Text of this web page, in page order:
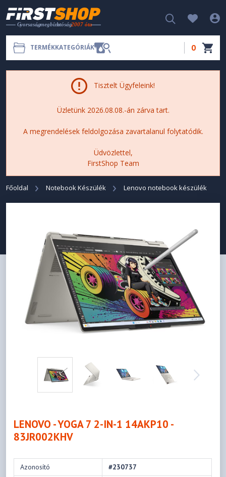
TERMÉKKATEGÓRIÁK 0
Tisztelt Ügyfeleink!
Üzletünk 2026.08.08.-án zárva tart.
A megrendelések feldolgozása zavartalanul folytatódik.
Üdvözlettel,
FirstShop Team
Főoldal Notebook Készülék Lenovo notebook készülék
LENOVO - YOGA 7 2-IN-1 14AKP10 -
83JR002KHV
Azonosító
#230737